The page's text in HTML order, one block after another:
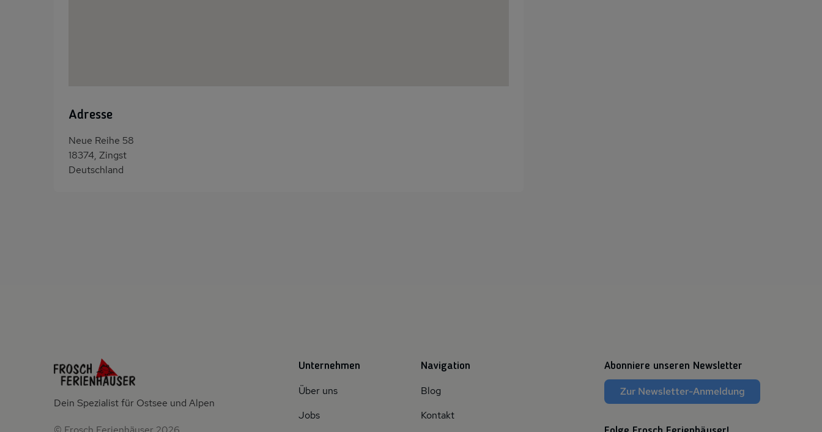
Adresse
Neue Reihe 58
18374, Zingst
Deutschland
Dein Spezialist für Ostsee und Alpen
Unternehmen
Über uns
Jobs
Navigation
Blog
Kontakt
Abonniere unseren Newsletter
Zur Newsletter-Anmeldung